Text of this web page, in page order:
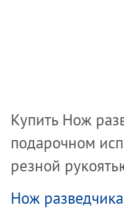
Купить Нож
подарочном
резной
Нож